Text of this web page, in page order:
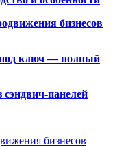
бизнесов
под ключ — полный
сэндвич-панелей
бизнесов